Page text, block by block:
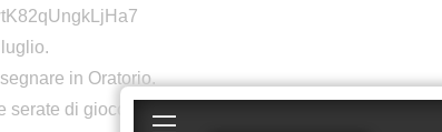
in Oratorio.
di gioco, amicizia, sorrisi e un tuffo nei ricordi!